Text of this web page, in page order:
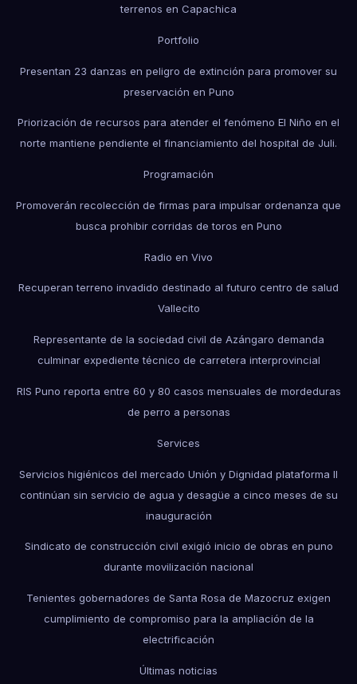
terrenos en Capachica
Portfolio
Presentan 23 danzas en peligro de extinción para promover su
preservación en Puno
Priorización de recursos para atender el fenómeno El Niño en el
norte mantiene pendiente el financiamiento del hospital de Juli.
Programación
Promoverán recolección de firmas para impulsar ordenanza que
busca prohibir corridas de toros en Puno
Radio en Vivo
Recuperan terreno invadido destinado al futuro centro de salud
Vallecito
Representante de la sociedad civil de Azángaro demanda
culminar expediente técnico de carretera interprovincial
RIS Puno reporta entre 60 y 80 casos mensuales de mordeduras
de perro a personas
Services
Servicios higiénicos del mercado Unión y Dignidad plataforma II
continúan sin servicio de agua y desagüe a cinco meses de su
inauguración
Sindicato de construcción civil exigió inicio de obras en puno
durante movilización nacional
Tenientes gobernadores de Santa Rosa de Mazocruz exigen
cumplimiento de compromiso para la ampliación de la
electrificación
Últimas noticias